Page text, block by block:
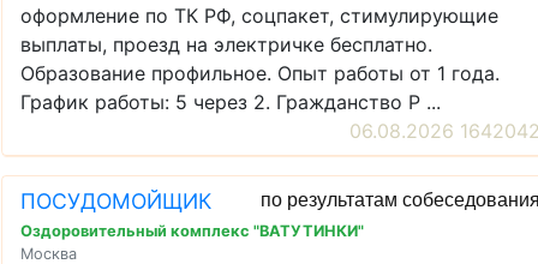
оформление по ТК РФ, соцпакет, стимулирующие
выплаты, проезд на электричке бесплатно.
Образование профильное. Опыт работы от 1 года.
График работы: 5 через 2. Гражданство Р ...
06.08.2026
ПОСУДОМОЙЩИК по результатам
Оздоровительный комплекс "ВАТУТИНКИ"
Москва